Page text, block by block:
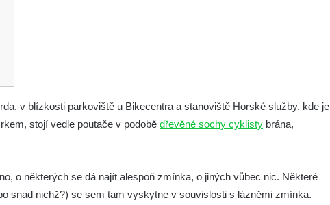
v blízkosti parkoviště u Bikecentra a stanoviště Horské služby, kde je
stojí vedle poutače v podobě dřevěné sochy cyklisty brána,
o některých se dá najít alespoň zmínka, o jiných vůbec nic. Některé
snad nichž?) se sem tam vyskytne v souvislosti s lázněmi zmínka.